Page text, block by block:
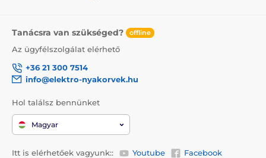
Tanácsra van szükséged? offline
Az ügyfélszolgálat elérhető
+36 21 300 7514
info@elektro-nyakorvek.hu
Hol találsz bennünket
Magyar
Itt is elérhetőek vagyunk:: Youtube
Facebook